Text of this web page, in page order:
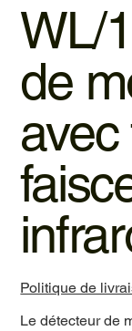
WL/
de
avec
Politique de
Le détecteur de